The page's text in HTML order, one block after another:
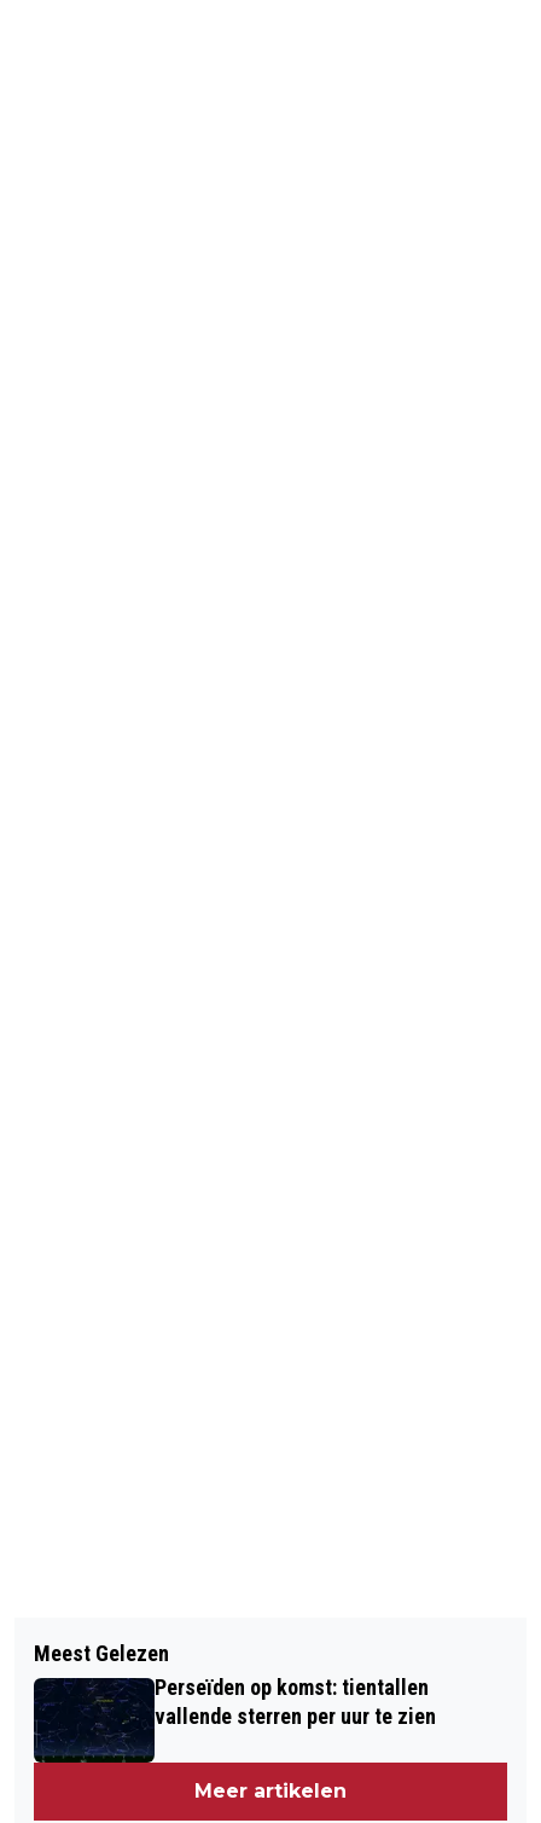
DWDD STILZWIJGEND GESTOPT MET
'JAKHALZEN'
VINDER VAN BABY'TJE:
VOORBESTEMD HEM TE VINDEN
Meest Gelezen
Perseïden op komst: tientallen
vallende sterren per uur te zien
Meer artikelen